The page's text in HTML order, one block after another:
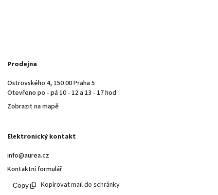
Prodejna
Ostrovského 4, 150 00 Praha 5
Otevřeno po - pá 10 - 12 a 13 - 17 hod
Zobrazit na mapě
Elektronický kontakt
info@aurea.cz
Kontaktní formulář
Kopírovat mail do schránky